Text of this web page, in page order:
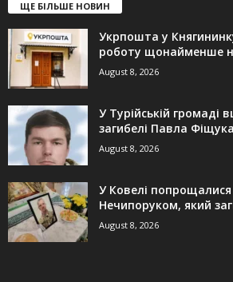
ЩЕ БІЛЬШЕ НОВИН
Укрпошта у
роботу щонайменше
August 8, 2026
У Турійській громаді
загибелі Павла Фіщука
August 8, 2026
У Ковелі
Нечипоруком, який
August 8, 2026